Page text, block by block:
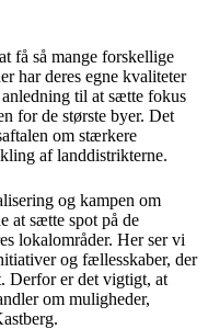
få så mange forskellige
har deres egne kvaliteter
til at sætte fokus
for de største byer. Det
om stærkere
af landdistrikterne.
og kampen om
at sætte spot på de
lokalområder. Her ser vi
og fællesskaber, der
Derfor er det vigtigt, at
om muligheder,